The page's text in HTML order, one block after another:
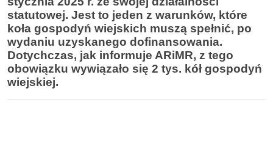
statutowej. Jest to jeden z warunków, które
koła gospodyń wiejskich muszą spełnić, po
wydaniu uzyskanego dofinansowania.
Dotychczas, jak informuje ARiMR, z tego
obowiązku wywiązało się 2 tys. kół gospodyń
wiejskiej.